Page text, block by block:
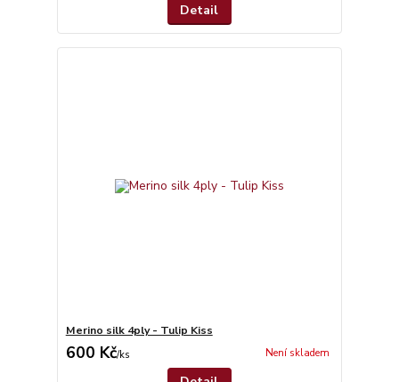
Detail
Merino silk 4ply - Tulip Kiss
600 Kč/ks Není skladem